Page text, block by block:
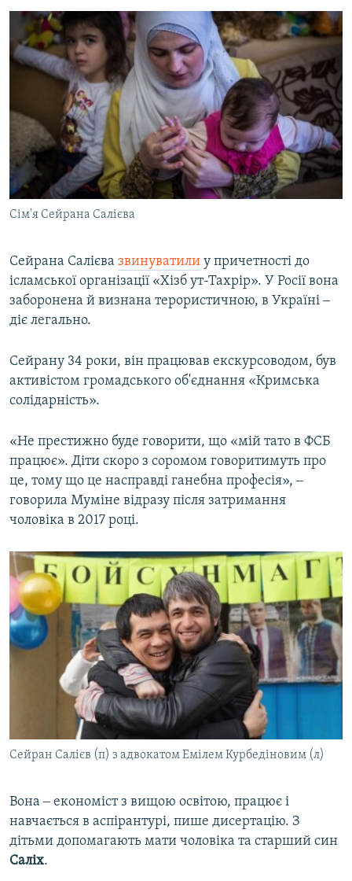
Сім'я Сейрана Салієва
Сейрана Салієва звинуватили у причетності до
ісламської організації «Хізб ут-Тахрір». У Росії вона
заборонена й визнана терористичною, в Україні ‒
діє легально.
Сейрану 34 роки, він працював екскурсоводом, був
активістом громадського об'єднання «Кримська
солідарність».
«Не престижно буде говорити, що «мій тато в ФСБ
працює». Діти скоро з соромом говоритимуть про
це, тому що це насправді ганебна професія», ‒
говорила Муміне відразу після затримання
чоловіка в 2017 році.
Сейран Салієв (п) з адвокатом Емілем Курбедіновим (л)
Вона ‒ економіст з вищою освітою, працює і
навчається в аспірантурі, пише дисертацію. З
дітьми допомагають мати чоловіка та старший син
Саліх.